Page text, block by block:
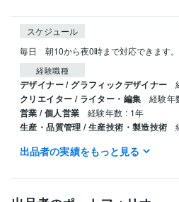
スケジュール
毎日　朝10から夜0時まで対応できます。
経験職種
デザイナー / グラフィックデザイナー
クリエイター / ライター・編集 経験年
営業 / 個人営業 経験年数 : 1年
生産・品質管理 / 生産技術・製造技術
職歴
出品者の実績をもっと見る